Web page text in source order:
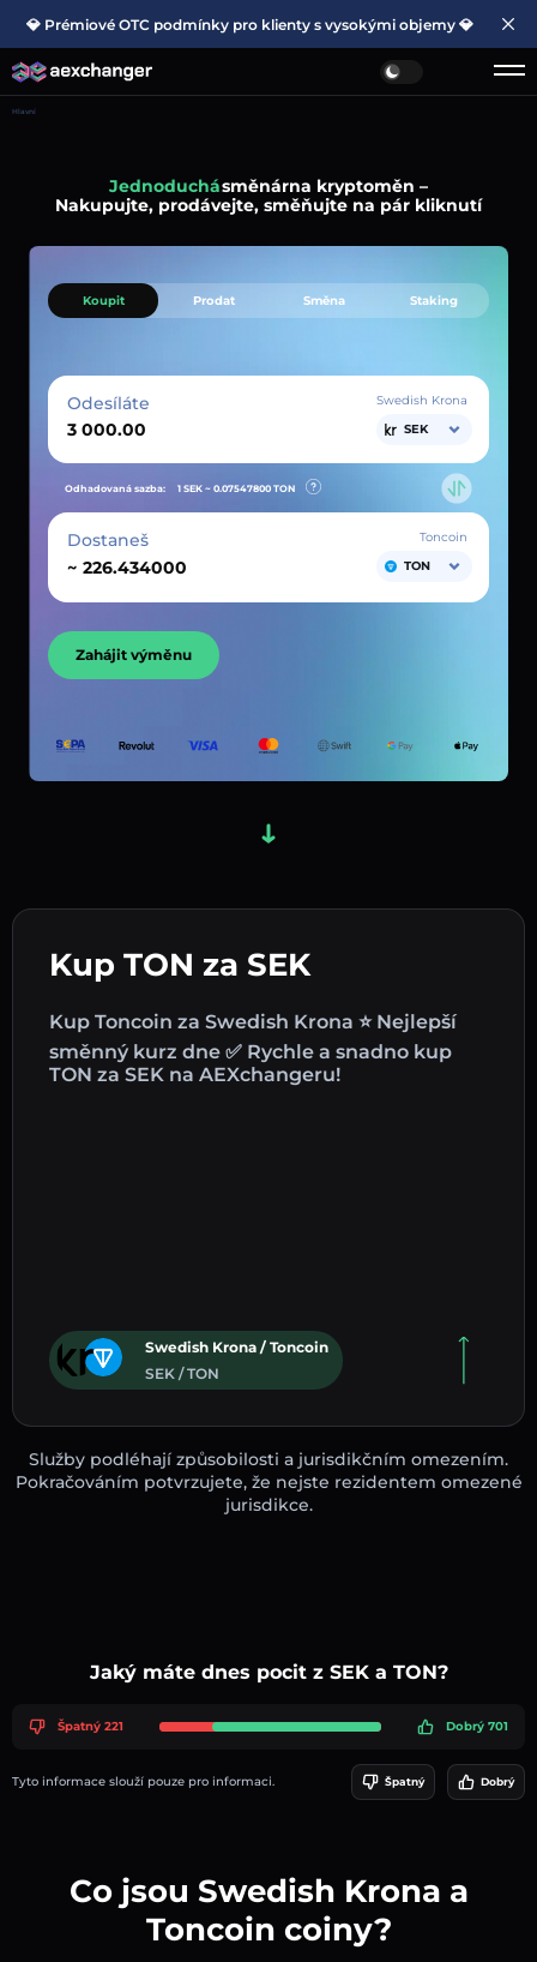
💎 Prémiové OTC podmínky pro klienty s vysokými objemy 💎
Hlavní
Jednoduchásměnárna kryptoměn –
Nakupujte, prodávejte, směňujte na pár kliknutí
Kup TON za SEK
Kup Toncoin za Swedish Krona ⭐ Nejlepší
směnný kurz dne ✅ Rychle a snadno kup
TON za SEK na AEXchangeru!
Swedish Krona / Toncoin
SEK / TON
Koupit Prodat Směna Staking
Odesíláte
Swedish Krona
SEK
Odhadovaná sazba: 1 SEK ~ 0.07547800 TON
Dostaneš
~
Toncoin
TON
Zahájit výměnu
Služby podléhají způsobilosti a jurisdikčním omezením.
Pokračováním potvrzujete, že nejste rezidentem omezené
jurisdikce.
Jaký máte dnes pocit z SEK a TON?
Špatný 221 Dobrý 701
Tyto informace slouží pouze pro informaci. Špatný Dobrý
Co jsou Swedish Krona a
Toncoin coiny?